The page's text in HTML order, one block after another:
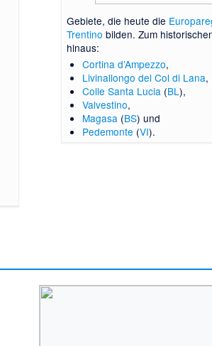
Gebiete, die heute die
Trentino bilden. Zum
hinaus:
Cortina d’Ampezzo,
Livinallongo del Col di Lana,
Colle Santa Lucia (BL),
Valvestino,
Magasa (BS) und
Pedemonte (VI).